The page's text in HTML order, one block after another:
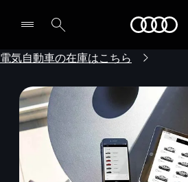
電気自動車の在庫はこちら